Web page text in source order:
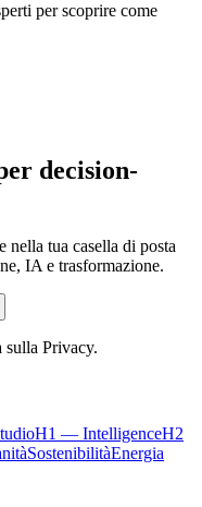
per scoprire come
decision-
nella tua casella di posta
IA e trasformazione.
sulla Privacy.
H1 — IntelligenceH2
SostenibilitàEnergia